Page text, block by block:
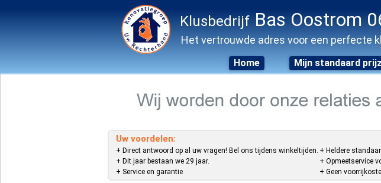
Klusbedrijf Bas Oostrom
Het vertrouwde adres voor een perfecte
Home Mijn standaard
Uw voordelen:
+ Direct antwoord op al uw vragen! Bel ons tijdens winkeltijden.
+ Dit jaar bestaan we 29 jaar.
+ Service en garantie
+ Heldere
+ Opmeetservice
+ Geen